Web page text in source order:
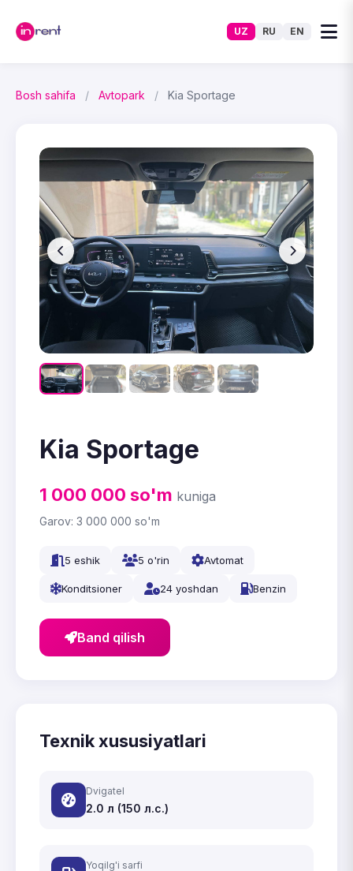
UZ RU EN
Bosh sahifa / Avtopark / Kia Sportage
Kia Sportage
1 000 000 so'm kuniga
Garov: 3 000 000 so'm
5 eshik 5 o'rin Avtomat
Konditsioner 24 yoshdan Benzin
Band qilish
Texnik xususiyatlari
Dvigatel
2.0 л (150 л.с.)
Yoqilg'i sarfi